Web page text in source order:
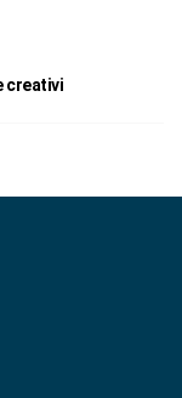
creativi